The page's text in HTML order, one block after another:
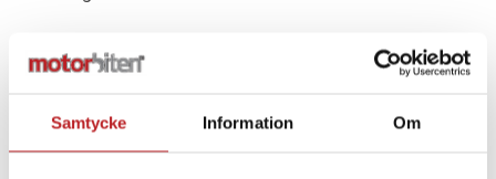
Samtycke Information Om
- +